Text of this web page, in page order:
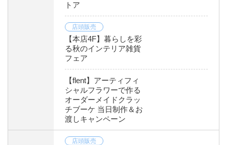
トア
店頭販売
【本店4F】暮らしを彩
る秋のインテリア雑貨
フェア
【flent】アーティフィ
シャルフラワーで作る
オーダーメイドクラッ
チブーケ 当日制作＆お
渡しキャンペーン
店頭販売